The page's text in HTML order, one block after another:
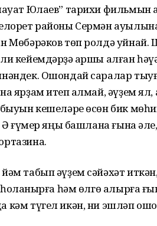
Юлаев” тарихи фильмын
районы Сермән
Мөбәрәков төп ролдә уйнай.
кейемдәрҙә ҡаршы алған
Ошондай саралар
ярҙам итеп ҡалмай, әүҙем
кешеләре өсөн бик
Ә ғүмер яңы башлана ғына
табып әүҙем сәйәхәт иткән,
һәм өлгө алырға
кәм түгел икән, ни эшләп